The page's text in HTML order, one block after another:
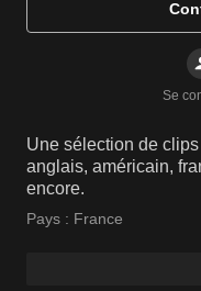
Se
Une sélection de
anglais, américain,
encore.
Pays : France